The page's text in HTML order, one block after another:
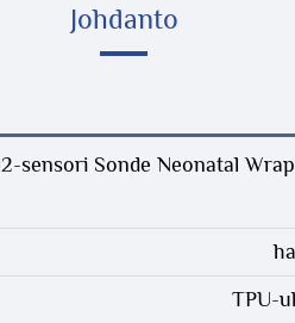
Johdanto
sensori Sonde Neonatal
TPU-